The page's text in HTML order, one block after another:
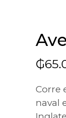
₲
Corre
naval